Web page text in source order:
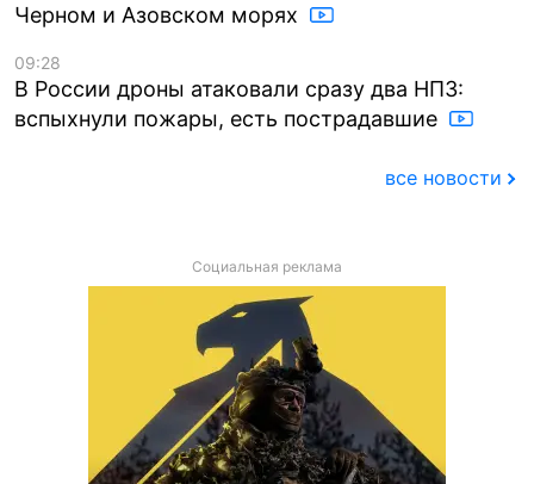
Черном и Азовском морях
09:28
В России дроны атаковали сразу два НПЗ:
вспыхнули пожары, есть пострадавшие
все новости
Социальная реклама